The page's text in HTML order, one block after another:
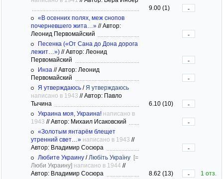
9.00 (1)
-
«В осенних полях, меж снопов
почерневшего жита…» //Автор:
Леонид Первомайский
-
Песенка («От Сана до Дона дорога
лежит…») //Автор: Леонид
Первомайский
-
Инза //Автор: Леонид
Первомайский
-
Я утверждаюсь / Я утверждаюсь
написано в 1943 //Автор: Павло
Тычина
6.10 (10)
-
Украина моя, Украина! написано в
1943 //Автор: Михаил Исаковский
-
«Золотым янтарём блещет
утренний свет…» написано в 1943 //
Автор: Владимир Сосюра
-
Любите Украину / Любіть Україну [=
Люби Украину] написано в 1944 //
Автор: Владимир Сосюра
8.62 (13) -
1 отз.